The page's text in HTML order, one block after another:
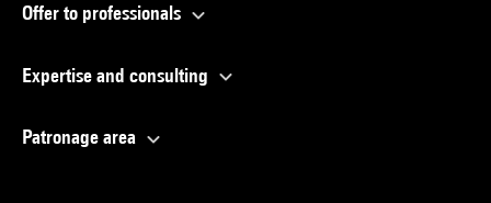
Offer to professionals
Expertise and consulting
Patronage area